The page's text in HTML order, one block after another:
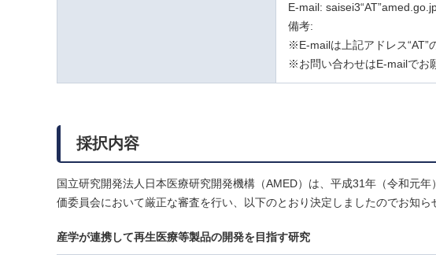
E-mail:
備考:
※E-mailは上記アドレス“AT”
※お問い合わせはE-mailでお
採択内容
国立研究開発法人日本医療研究開発機構（AMED）は、平成31年（令和元
価委員会において厳正な審査を行い、以下のとおり決定しましたのでお知ら
産学が連携して再生医療等製品の開発を目指す研究